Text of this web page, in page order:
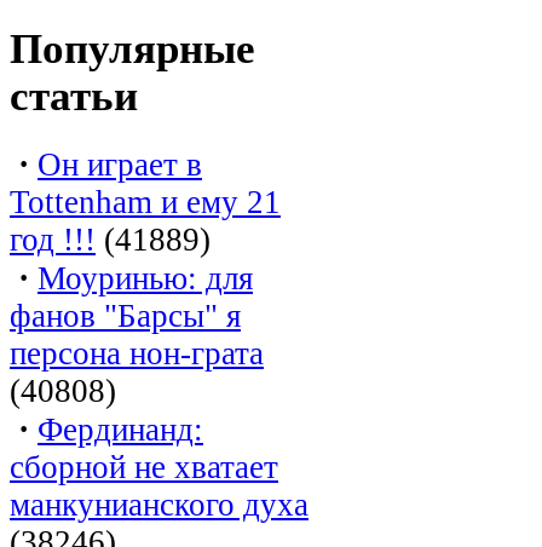
Популярные
статьи
· Он играет в
Tottenham и ему 21
год !!! (41889)
· Моуринью: для
фанов "Барсы" я
персона нон-грата
(40808)
· Фердинанд:
сборной не хватает
манкунианского духа